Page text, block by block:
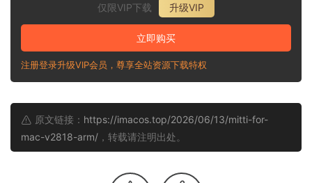
仅限VIP下载
升级VIP
立即购买
注册登录升级VIP会员，尊享全站资源下载特权
原文链接： https://imacos.top/2026/06/13/mitti-for-
mac-v2818-arm/ ，转载请注明出处。